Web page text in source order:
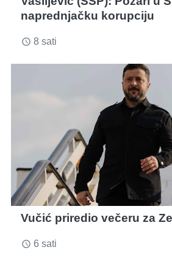
naprednjačku korupciju
access_time 8 sati
Vučić priredio večeru za
access_time 6 sati